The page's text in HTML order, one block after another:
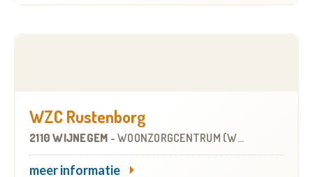
WZC Rustenborg
2110 WIJNEGEM - WOONZORGCENTRUM (WZC)
meer informatie